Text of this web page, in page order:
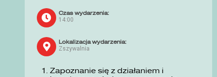
Czas wydarzenia:
14:00
Lokalizacja wydarzenia:
Zszywalnia
Zapoznanie się z działaniem i